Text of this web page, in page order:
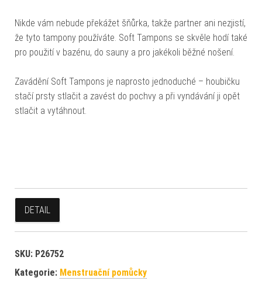
Nikde vám nebude překážet šňůrka, takže partner ani nezjistí,
že tyto tampony používáte. Soft Tampons se skvěle hodí také
pro použití v bazénu, do sauny a pro jakékoli běžné nošení.
Zavádění Soft Tampons je naprosto jednoduché – houbičku
stačí prsty stlačit a zavést do pochvy a při vyndávání ji opět
stlačit a vytáhnout.
DETAIL
SKU: P26752
Kategorie: Menstruační pomůcky